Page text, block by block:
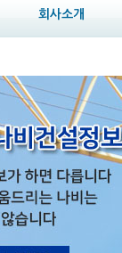
회사소개